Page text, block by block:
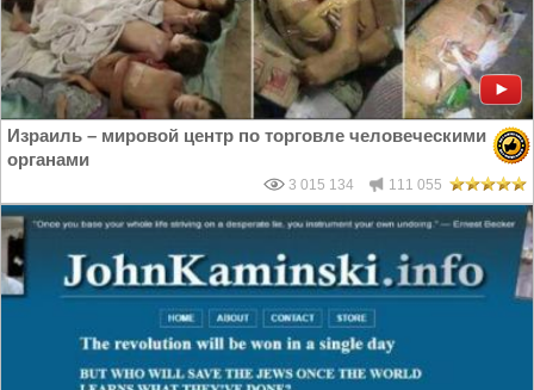
Израиль – мировой центр по торговле человеческими
органами
3 015 134 111 055